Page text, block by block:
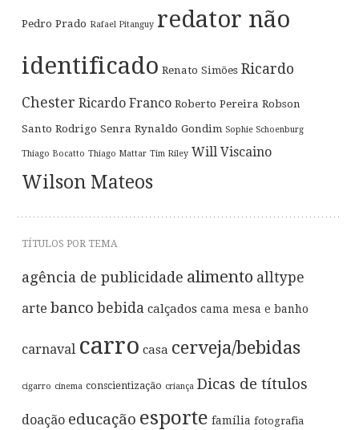
Pedro Prado Rafael Pitanguy redator não
identificado Renato Simões Ricardo
Chester Ricardo Franco Roberto Pereira Robson
Santo Rodrigo Senra Rynaldo Gondim Sophie Schoenburg
Thiago Bocatto Thiago Mattar Tim Riley Will Viscaino
Wilson Mateos
TÍTULOS POR TEMA
agência de publicidade alimento alltype
arte banco bebida calçados cama mesa e banho
carnaval carro casa cerveja/bebidas
cigarro cinema conscientização criança Dicas de títulos
doação educação esporte família fotografia